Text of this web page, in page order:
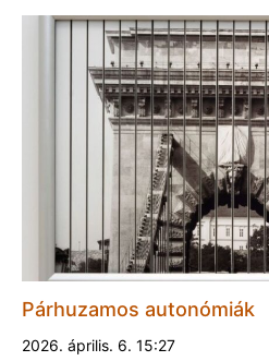
Párhuzamos autonómiák
2026. április. 6. 15:27